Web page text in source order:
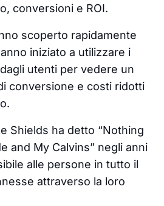
conversioni e ROI.
scoperto rapidamente
iniziato a utilizzare i
utenti per vedere un
conversione e costi ridotti
Shields ha detto “Nothing
and My Calvins” negli anni
alle persone in tutto il
attraverso la loro